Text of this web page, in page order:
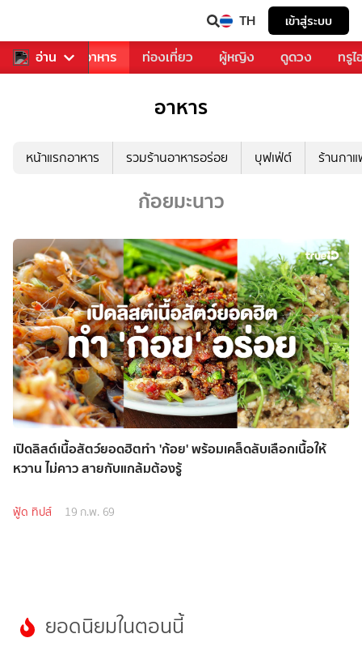
TH เข้าสู่ระบบ
อ่าน
การเพลง อาหาร ท่องเที่ยว ผู้หญิง ดูดวง ทรู
อาหาร
หน้าแรกอาหาร รวมร้านอาหารอร่อย บุฟเฟ่ต์ ร้านกา
ก้อยมะนาว
เปิดลิสต์เนื้อสัตว์ยอดฮิตทำ 'ก้อย' พร้อมเคล็ดลับเลือกเนื้อให้
หวาน ไม่คาว สายกับแกล้มต้องรู้
ฟู้ด ทิปส์ 19 ก.พ. 69
ยอดนิยมในตอนนี้